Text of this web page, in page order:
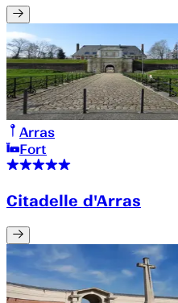
Arras
Fort
Citadelle d'Arras